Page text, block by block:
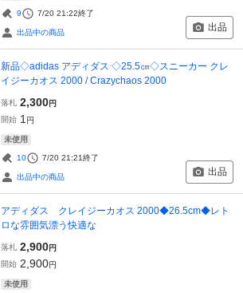
9 7/20 21:22終了
出品中の商品 出品
新品◇adidas アディダス ◇25.5㎝◇スニーカー クレ
イジーカオス 2000 / Crazychaos 2000
落札 2,300円
開始 1 円
未使用
10 7/20 21:21終了
出品中の商品 出品
アディダス クレイジーカオス 2000◆26.5cm◆レト
ロな雰囲気漂う快適な
落札 2,900円
開始 2,900円
未使用